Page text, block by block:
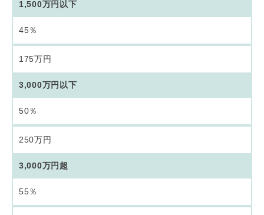
1,500万円以下
45％
175万円
3,000万円以下
50％
250万円
3,000万円超
55％